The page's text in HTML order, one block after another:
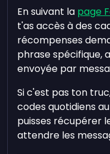
En suivant la page
t'as accès à des
récompenses
phrase spécifique,
envoyée par
Si c'est pas ton
codes quotidiens
puisses récupérer
attendre les